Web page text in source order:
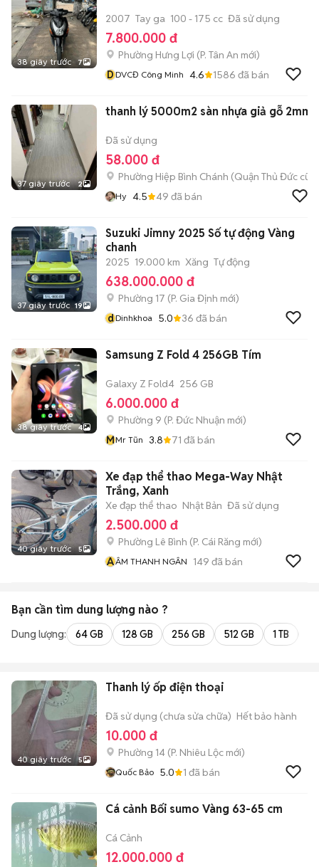
38 giây trước 7
2007 Tay ga 100 - 175 cc Đã sử dụng
7.800.000 đ
Phường Hưng Lợi (P. Tân An mới)
DDVCĐ Công Minh 4.6 1586 đã bán
37 giây trước 2
thanh lý 5000m2 sàn nhựa giả gỗ 2mm
Đã sử dụng
58.000 đ
Phường Hiệp Bình Chánh (Quận Thủ Đức cũ)
Hy 4.5 49 đã bán
37 giây trước 19
Suzuki Jimny 2025 Số tự động Vàng
chanh
2025 19.000 km Xăng Tự động
638.000.000 đ
Phường 17 (P. Gia Định mới)
dDinhkhoa 5.0 36 đã bán
38 giây trước 4
Samsung Z Fold 4 256GB Tím
Galaxy Z Fold4 256 GB
6.000.000 đ
Phường 9 (P. Đức Nhuận mới)
MMr Tũn 3.8 71 đã bán
40 giây trước 5
Xe đạp thể thao Mega-Way Nhật
Trắng, Xanh
Xe đạp thể thao Nhật Bản Đã sử dụng
2.500.000 đ
Phường Lê Bình (P. Cái Răng mới)
ÂÂM THANH NGÂN 149 đã bán
Bạn cần tìm dung lượng nào ?
Dung lượng: 64 GB 128 GB 256 GB 512 GB 1 TB
40 giây trước 5
Thanh lý ốp điện thoại
Đã sử dụng (chưa sửa chữa) Hết bảo hành
10.000 đ
Phường 14 (P. Nhiêu Lộc mới)
Quốc Bảo 5.0 1 đã bán
Cá cảnh Bối sumo Vàng 63-65 cm
Cá Cảnh
12.000.000 đ